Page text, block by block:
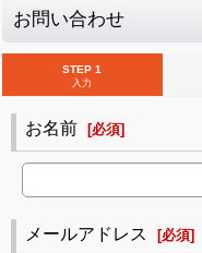
お問い合わせ
STEP 1
入力
お名前 [必須]
メールアドレス [必須]